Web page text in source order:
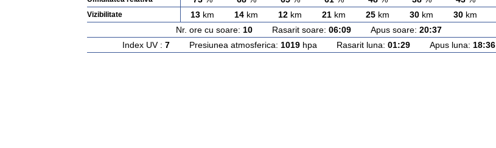
Vizibilitate 13 km 14 km 12 km 21 km 25 km 30 km 30 km
Nr. ore cu soare: 10 Rasarit soare: 06:09 Apus soare: 20:37
Index UV : 7 Presiunea atmosferica: 1019 hpa Rasarit luna: 01:29 Apus luna: 18:36